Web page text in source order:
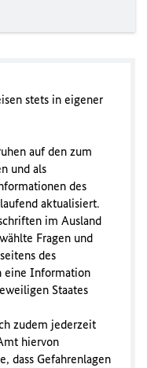
stets in eigener
auf den zum
und als
des
aktualisiert.
im Ausland
Fragen und
des
eine Information
Staates
zudem jederzeit
hiervon
dass Gefahrenlagen